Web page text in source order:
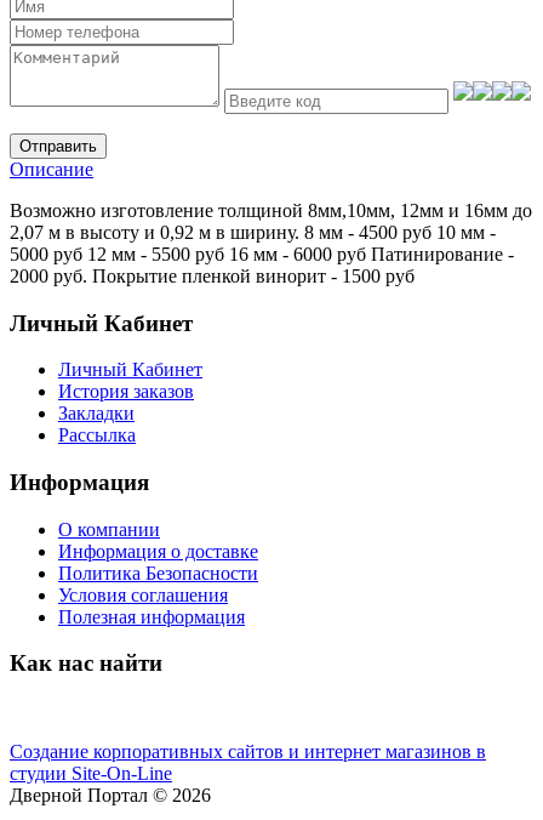
Отправить
Описание
Возможно изготовление толщиной 8мм,10мм, 12мм и 16мм до
2,07 м в высоту и 0,92 м в ширину. 8 мм - 4500 руб 10 мм -
5000 руб 12 мм - 5500 руб 16 мм - 6000 руб Патинирование -
2000 руб. Покрытие пленкой винорит - 1500 руб
Личный Кабинет
Личный Кабинет
История заказов
Закладки
Рассылка
Информация
О компании
Информация о доставке
Политика Безопасности
Условия соглашения
Полезная информация
Как нас найти
Создание корпоративных сайтов и интернет магазинов в
студии Site-On-Line
Дверной Портал © 2026